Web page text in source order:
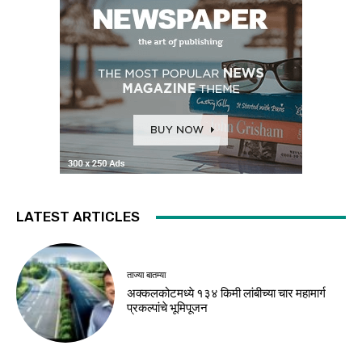
LATEST ARTICLES
ताज्या बातम्या
अक्कलकोटमध्ये १३४ किमी लांबीच्या चार महामार्ग
प्रकल्पांचे भूमिपूजन